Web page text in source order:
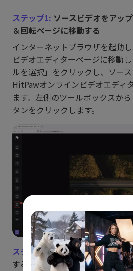
ステップ1: ソースビデオをアッ
＆回転ページに移動する
インターネットブラウザを起動
ビデオエディターページに移動
ルを選択」をクリックし、ソー
HitPawオンラインビデオエディ
ます。左側のツールボックスか
タンをクリックします。
ステップ 2:ビデオをHitPaw
する